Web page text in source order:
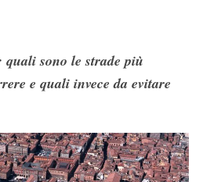
sono le strade più
e quali invece da evitare